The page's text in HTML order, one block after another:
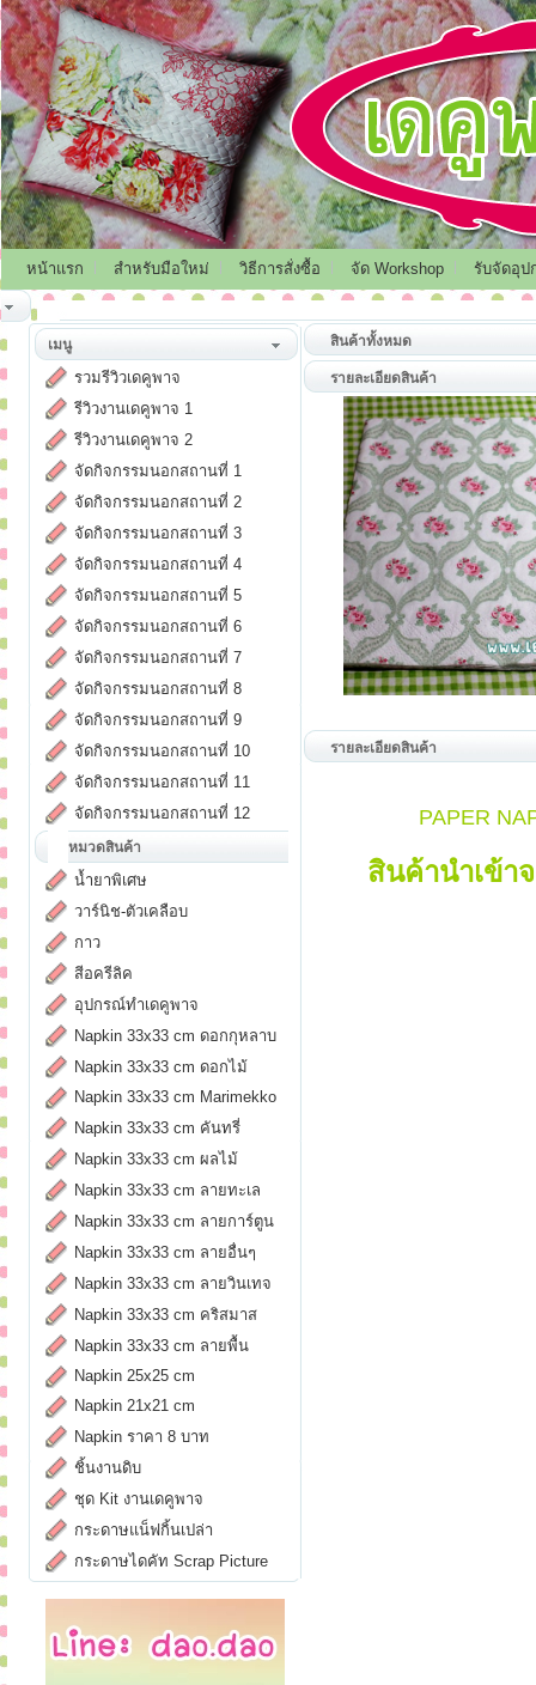
หน้าแรก สำหรับมือใหม่ วิธีการสั่งซื้อ จัด Workshop รับจัดอุป
เมนู
รวมรีวิวเดคูพาจ
รีวิวงานเดคูพาจ 1
รีวิวงานเดคูพาจ 2
จัดกิจกรรมนอกสถานที่ 1
จัดกิจกรรมนอกสถานที่ 2
จัดกิจกรรมนอกสถานที่ 3
จัดกิจกรรมนอกสถานที่ 4
จัดกิจกรรมนอกสถานที่ 5
จัดกิจกรรมนอกสถานที่ 6
จัดกิจกรรมนอกสถานที่ 7
จัดกิจกรรมนอกสถานที่ 8
จัดกิจกรรมนอกสถานที่ 9
จัดกิจกรรมนอกสถานที่ 10
จัดกิจกรรมนอกสถานที่ 11
จัดกิจกรรมนอกสถานที่ 12
หมวดสินค้า
น้ำยาพิเศษ
วาร์นิช-ตัวเคลือบ
กาว
สีอครีลิค
อุปกรณ์ทำเดคูพาจ
Napkin 33x33 cm ดอกกุหลาบ
Napkin 33x33 cm ดอกไม้
Napkin 33x33 cm Marimekko
Napkin 33x33 cm คันทรี่
Napkin 33x33 cm ผลไม้
Napkin 33x33 cm ลายทะเล
Napkin 33x33 cm ลายการ์ตูน
Napkin 33x33 cm ลายอื่นๆ
Napkin 33x33 cm ลายวินเทจ
Napkin 33x33 cm คริสมาส
Napkin 33x33 cm ลายพื้น
Napkin 25x25 cm
Napkin 21x21 cm
Napkin ราคา 8 บาท
ชิ้นงานดิบ
ชุด Kit งานเดคูพาจ
กระดาษแน็ฟกิ้นเปล่า
กระดาษไดคัท Scrap Picture
สินค้าทั้งหมด
รายละเอียดสินค้า
รายละเอียดสินค้า
PAPER
สินค้านำเข้า